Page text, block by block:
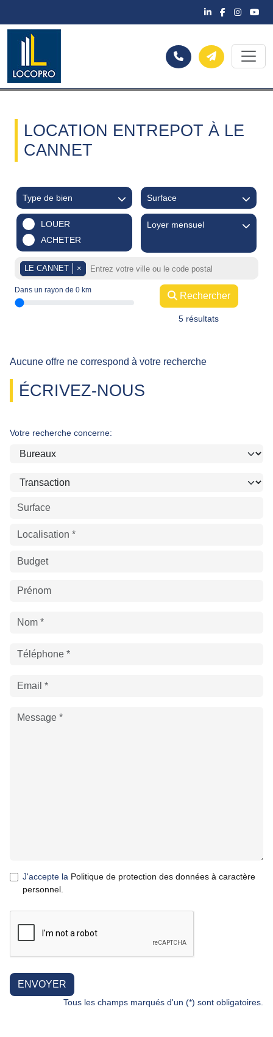
LOCATION ENTREPOT À LE
CANNET
Type de bien Surface
LOUER
ACHETER
Loyer mensuel
LE CANNET ×
Dans un rayon de 0 km
Rechercher
5 résultats
Aucune offre ne correspond à votre recherche
ÉCRIVEZ-NOUS
Votre recherche concerne:
J'accepte la Politique de protection des données à caractère
personnel.
ENVOYER
Tous les champs marqués d'un (*) sont obligatoires.